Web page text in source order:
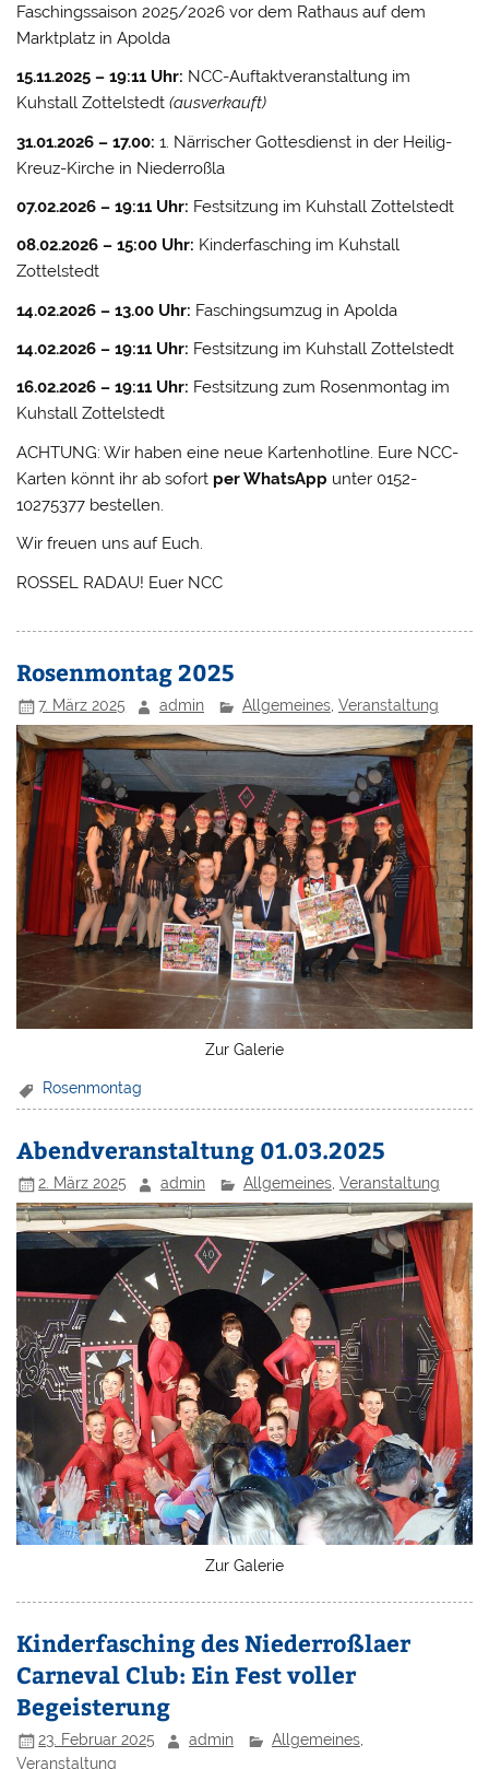
Faschingssaison 2025/2026 vor dem Rathaus auf dem
Marktplatz in Apolda
15.11.2025 – 19:11 Uhr: NCC-Auftaktveranstaltung im
Kuhstall Zottelstedt(ausverkauft)
31.01.2026 – 17.00: 1. Närrischer Gottesdienst in der Heilig-
Kreuz-Kirche in Niederroßla
07.02.2026 – 19:11 Uhr: Festsitzung im Kuhstall Zottelstedt
08.02.2026 – 15:00 Uhr: Kinderfasching im Kuhstall
Zottelstedt
14.02.2026 – 13.00 Uhr: Faschingsumzug in Apolda
14.02.2026 – 19:11 Uhr: Festsitzung im Kuhstall Zottelstedt
16.02.2026 – 19:11 Uhr: Festsitzung zum Rosenmontag im
Kuhstall Zottelstedt
ACHTUNG: Wir haben eine neue Kartenhotline. Eure NCC-
Karten könnt ihr ab sofort per WhatsApp unter 0152-
10275377 bestellen.
Wir freuen uns auf Euch.
ROSSEL RADAU! Euer NCC
Rosenmontag 2025
7. März 2025 admin Allgemeines, Veranstaltung
Zur Galerie
Rosenmontag
Abendveranstaltung 01.03.2025
2. März 2025 admin Allgemeines, Veranstaltung
Zur Galerie
Kinderfasching des Niederroßlaer
Carneval Club: Ein Fest voller
Begeisterung
23. Februar 2025 admin Allgemeines,
Veranstaltung